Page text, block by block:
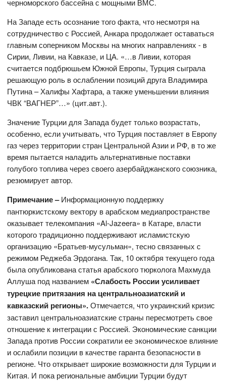
черноморского бассейна с мощными ВМС.
На Западе есть осознание того факта, что несмотря на
сотрудничество с Россией, Анкара продолжает оставаться
главным соперником Москвы на многих направлениях - в
Сирии, Ливии, на Кавказе, и ЦА. «…в Ливии, которая
считается подбрюшьем Южной Европы, Турция сыграла
решающую роль в ослаблении позиций друга Владимира
Путина – Халифы Хафтара, а также уменьшении влияния
ЧВК “ВАГНЕР”…» (цит.авт.).
Значение Турции для Запада будет только возрастать,
особенно, если учитывать, что Турция поставляет в Европу
газ через территории стран Центральной Азии и РФ, в то же
время пытается наладить альтернативные поставки
голубого топлива через своего азербайджанского союзника,
резюмирует автор.
Примечание –Информационную поддержку
пантюркистскому вектору в арабском медиапространстве
оказывает телекомпания «Al-Jazeera» в Катаре, власти
которого традиционно поддерживают исламистскую
организацию «Братьев-мусульман», тесно связанных с
режимом Реджеба Эрдогана. Так, 10 октября текущего года
была опубликована статья арабского тюрколога Махмуда
Аллуша под названием «Слабость России усиливает
турецкие притязания на центральноазиатский и
кавказский регионы».Отмечается, что украинский кризис
заставил центральноазиатские страны пересмотреть свое
отношение к интеграции с Россией. Экономические санкции
Запада против России сократили ее экономическое влияние
и ослабили позиции в качестве гаранта безопасности в
регионе. Что открывает широкие возможности для Турции и
Китая. И пока региональные амбиции Турции будут